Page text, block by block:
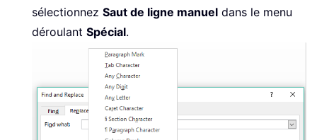
sélectionnez Saut de ligne manuel dans le menu
déroulant Spécial.